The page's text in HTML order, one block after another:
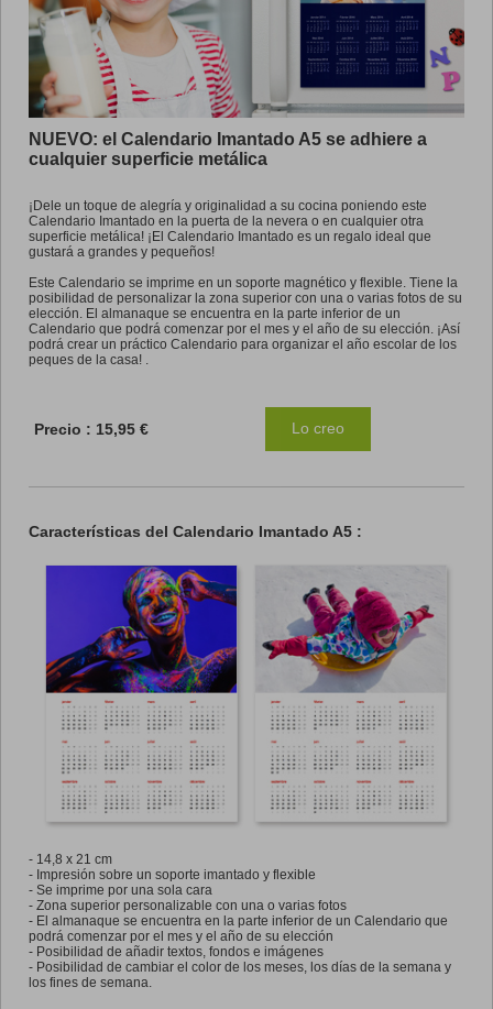
Eco
Promo
NUEVO: el Calendario Imantado A5 se adhiere a
cualquier superficie metálica
¡Dele un toque de alegría y originalidad a su cocina poniendo este
Calendario Imantado en la puerta de la nevera o en cualquier otra
superficie metálica! ¡El Calendario Imantado es un regalo ideal que
gustará a grandes y pequeños!
Este Calendario se imprime en un soporte magnético y flexible. Tiene la
posibilidad de personalizar la zona superior con una o varias fotos de su
elección. El almanaque se encuentra en la parte inferior de un
Calendario que podrá comenzar por el mes y el año de su elección. ¡Así
podrá crear un práctico Calendario para organizar el año escolar de los
peques de la casa! .
Precio : 15,95 € Lo creo
Características del Calendario Imantado A5 :
- 14,8 x 21 cm
- Impresión sobre un soporte imantado y flexible
- Se imprime por una sola cara
- Zona superior personalizable con una o varias fotos
- El almanaque se encuentra en la parte inferior de un Calendario que
podrá comenzar por el mes y el año de su elección
- Posibilidad de añadir textos, fondos e imágenes
- Posibilidad de cambiar el color de los meses, los días de la semana y
los fines de semana.